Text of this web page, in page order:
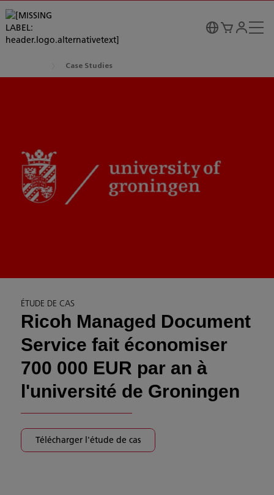
Case Studies
ÉTUDE DE CAS
Ricoh Managed Document
Service fait économiser
700 000 EUR par an à
l'université de Groningen
Télécharger l'étude de cas